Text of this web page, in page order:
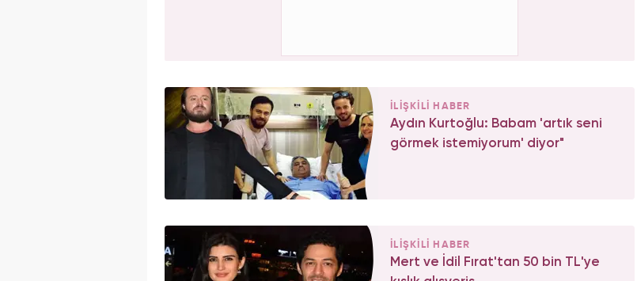
İLİŞKİLİ HABER
Aydın Kurtoğlu: Babam 'artık seni
görmek istemiyorum' diyor"
İLİŞKİLİ HABER
Mert ve İdil Fırat'tan 50 bin TL'ye